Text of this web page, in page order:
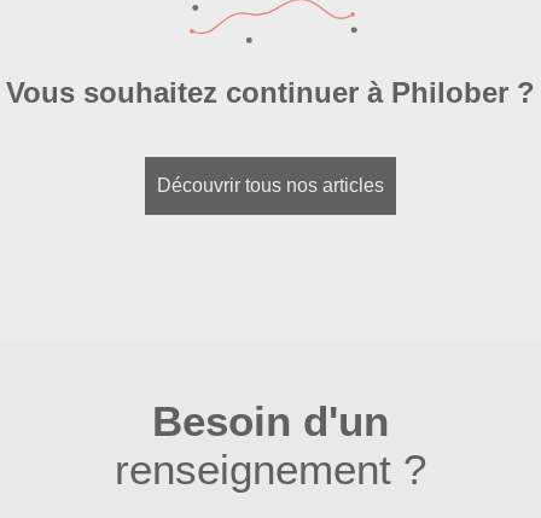
Vous souhaitez continuer à Philober ?
Découvrir tous nos articles
Besoin d'un
renseignement ?